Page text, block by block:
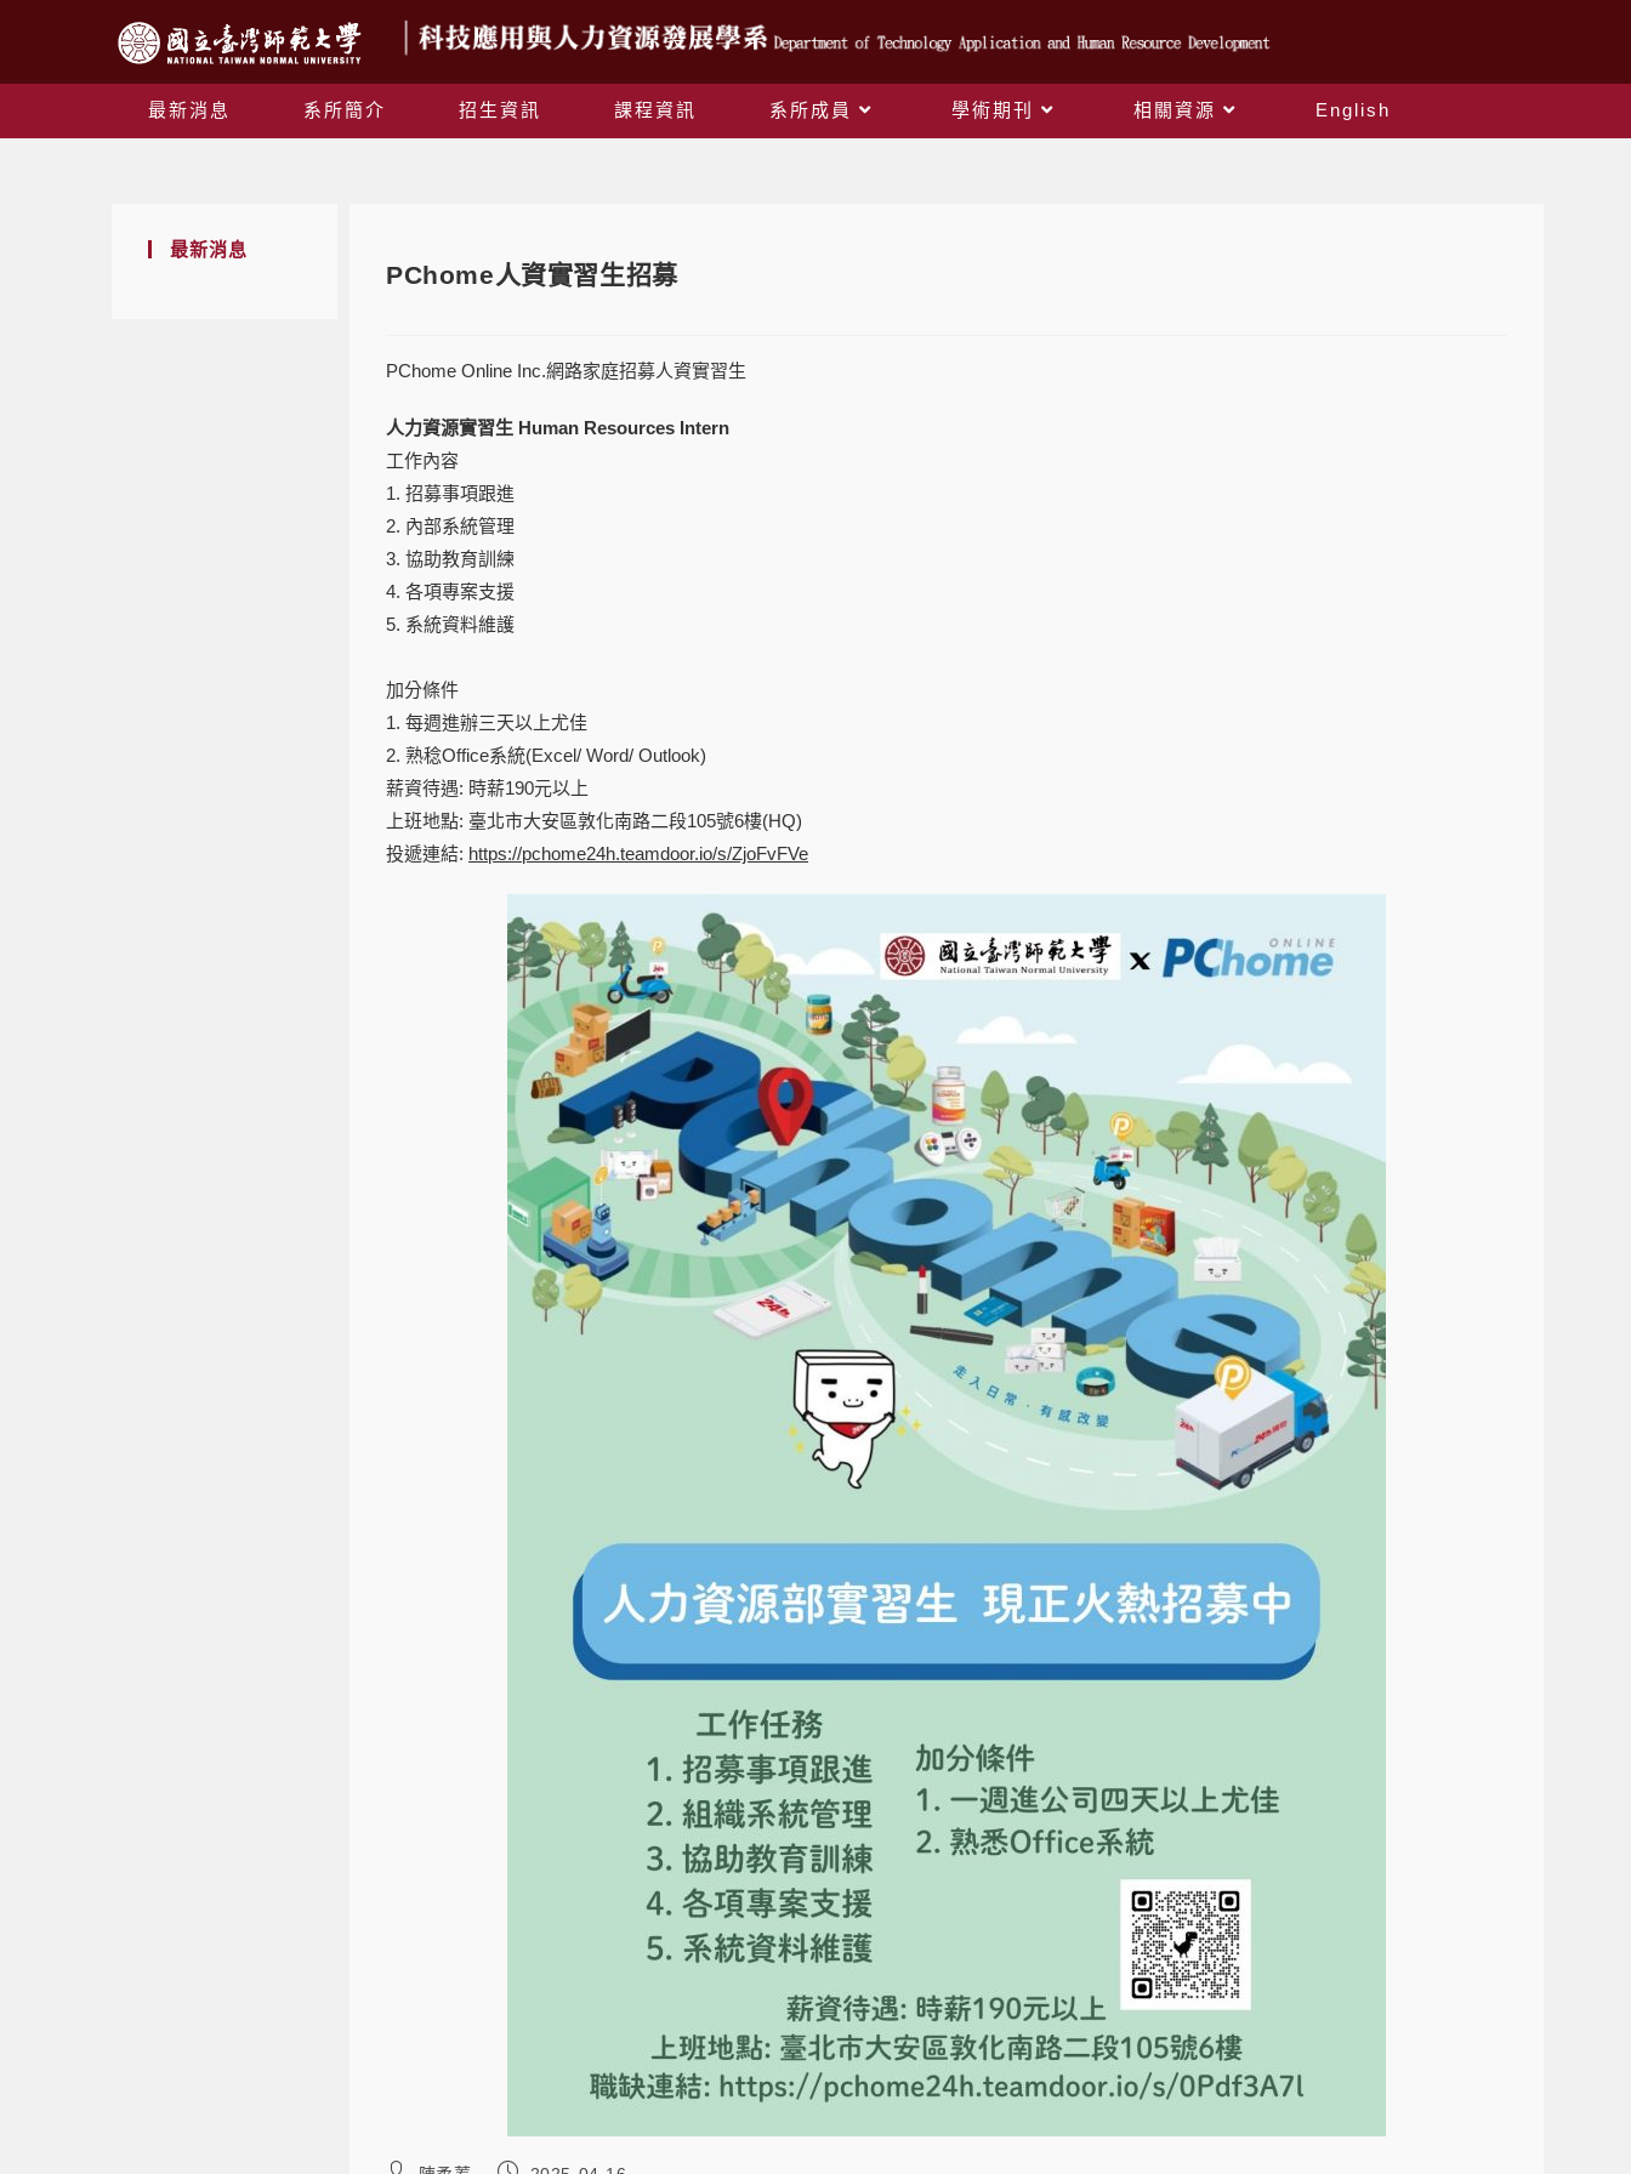
最新消息 系所簡介 招生資訊 課程資訊 系所成員 學術期刊 相關資源 English
最新消息
PChome人資實習生招募
PChome Online Inc.網路家庭招募人資實習生
人力資源實習生 Human Resources Intern
工作內容
1. 招募事項跟進
2. 內部系統管理
3. 協助教育訓練
4. 各項專案支援
5. 系統資料維護
加分條件
1. 每週進辦三天以上尤佳
2. 熟稔Office系統(Excel/ Word/ Outlook)
薪資待遇: 時薪190元以上
上班地點: 臺北市大安區敦化南路二段105號6樓(HQ)
投遞連結: https://pchome24h.teamdoor.io/s/ZjoFvFVe